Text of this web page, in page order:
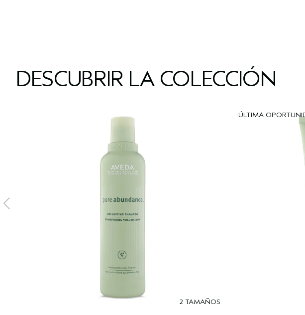
DESCUBRIR LA COLECCIÓN
2 TAMAÑOS
ÚLTIMA